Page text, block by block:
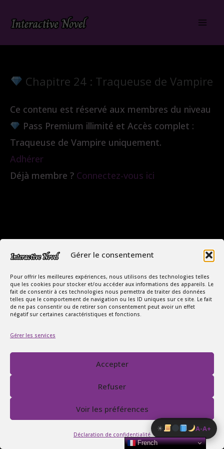
Gérer le consentement
Pour offrir les meilleures expériences, nous utilisons des technologies telles
que les cookies pour stocker et/ou accéder aux informations des appareils. Le
fait de consentir à ces technologies nous permettra de traiter des données
telles que le comportement de navigation ou les ID uniques sur ce site. Le fait
de ne pas consentir ou de retirer son consentement peut avoir un effet
négatif sur certaines caractéristiques et fonctions.
Gérer les services
Accepter
Refuser
Voir les préférences
Déclaration de confidentialité
☀ A-A+
Chapitre 24 : Traqueuse de Vampire
Ce contenu est réservé aux membres du niveau
Pass Premium illimité et Accès complet :
Traqueuse de Vampire uniquement.
Adhérer
Déjà membre ? Connectez-vous ici
Copyright Interactive Novel © 2026
Le Monde Captivant des Romances
Conditions Générales de Vente
Politique de confidentialité
French